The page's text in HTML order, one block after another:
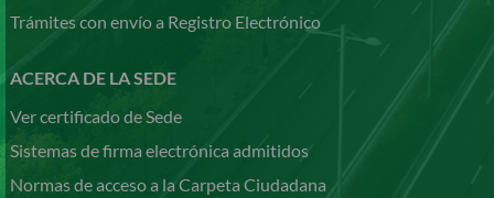
Trámites con envío a Registro Electrónico
ACERCA DE LA SEDE
Ver certificado de Sede
Sistemas de firma electrónica admitidos
Normas de acceso a la Carpeta Ciudadana